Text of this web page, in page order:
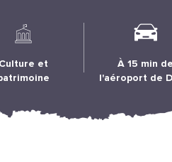
Culture et
À 15 min de
l'aéroport de